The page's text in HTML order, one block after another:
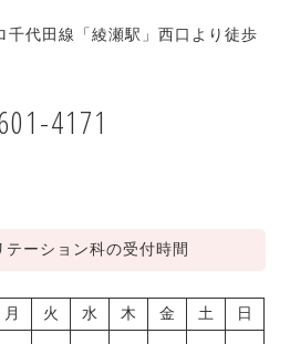
千代田線「綾瀬駅」西口より徒歩
4171
ーション科の受付時間
月 火 水 木 金 土 日